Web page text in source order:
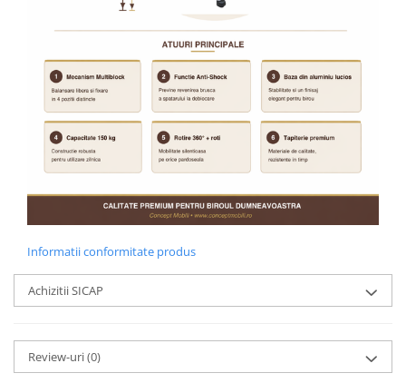
Informatii conformitate produs
Achizitii SICAP
Review-uri(0)